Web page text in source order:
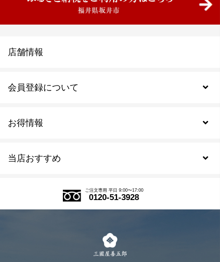
当店おすすめ
式部の香りシリーズ
お得情報
会員登録について
会員規約について
店舗情報
ご注文専用 平日 9:00〜17:00
0120-51-3928